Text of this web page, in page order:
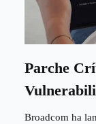
Parche
Broadcom ha